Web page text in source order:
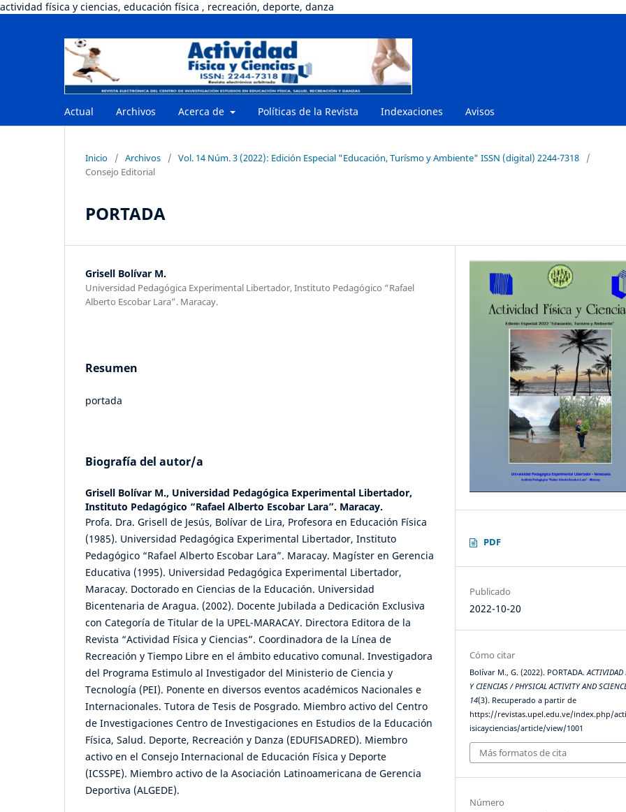
actividad física y ciencias, educación física , recreación, deporte, danza
Actual Archivos Acerca de Políticas de la Revista Indexaciones Avisos
Inicio / Archivos / Vol. 14 Núm. 3 (2022): Edición Especial "Educación, Turísmo y Ambiente" ISSN (digital) 2244-7318
/
Consejo Editorial
PORTADA
Grisell Bolívar M.
Universidad Pedagógica Experimental Libertador, Instituto Pedagógico “Rafael
Alberto Escobar Lara”. Maracay.
Resumen
portada
Biografía del autor/a
Grisell Bolívar M., Universidad Pedagógica Experimental Libertador,
Instituto Pedagógico “Rafael Alberto Escobar Lara”. Maracay.
Profa. Dra. Grisell de Jesús, Bolívar de Lira, Profesora en Educación Física
(1985). Universidad Pedagógica Experimental Libertador, Instituto
Pedagógico “Rafael Alberto Escobar Lara”. Maracay. Magíster en Gerencia
Educativa (1995). Universidad Pedagógica Experimental Libertador,
Maracay. Doctorado en Ciencias de la Educación. Universidad
Bicentenaria de Aragua. (2002). Docente Jubilada a Dedicación Exclusiva
con Categoría de Titular de la UPEL-MARACAY. Directora Editora de la
Revista “Actividad Física y Ciencias”. Coordinadora de la Línea de
Recreación y Tiempo Libre en el ámbito educativo comunal. Investigadora
del Programa Estimulo al Investigador del Ministerio de Ciencia y
Tecnología (PEI). Ponente en diversos eventos académicos Nacionales e
Internacionales. Tutora de Tesis de Posgrado. Miembro activo del Centro
de Investigaciones Centro de Investigaciones en Estudios de la Educación
Física, Salud. Deporte, Recreación y Danza (EDUFISADRED). Miembro
activo en el Consejo Internacional de Educación Física y Deporte
(ICSSPE). Miembro activo de la Asociación Latinoamericana de Gerencia
Deportiva (ALGEDE).
PDF
Publicado
2022-10-20
Cómo citar
Bolívar M., G. (2022). PORTADA.ACTIVIDAD
Y CIENCIAS / PHYSICAL ACTIVITY AND
14(3). Recuperado a partir de
https://revistas.upel.edu.ve/index.php/
isicayciencias/article/view/1001
Más formatos de cita
Número